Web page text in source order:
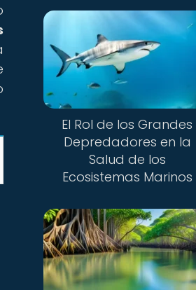
El Rol de los Grandes
Depredadores en la
Salud de los
Ecosistemas Marinos